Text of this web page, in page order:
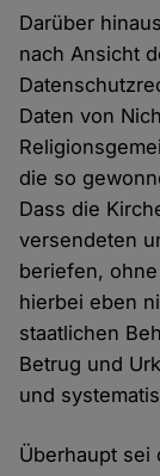
Darüber
nach Ansicht
Daten von
die so
Dass die
versendeten
beriefen,
hierbei eben
staatlichen
Betrug und
und
Überhaupt sei